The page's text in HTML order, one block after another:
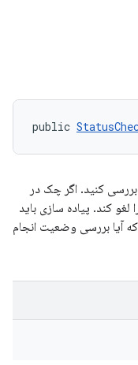
public
کنید. اگر چک در
کند. پیاده سازی باید
که آیا بررسی وضعیت انجام